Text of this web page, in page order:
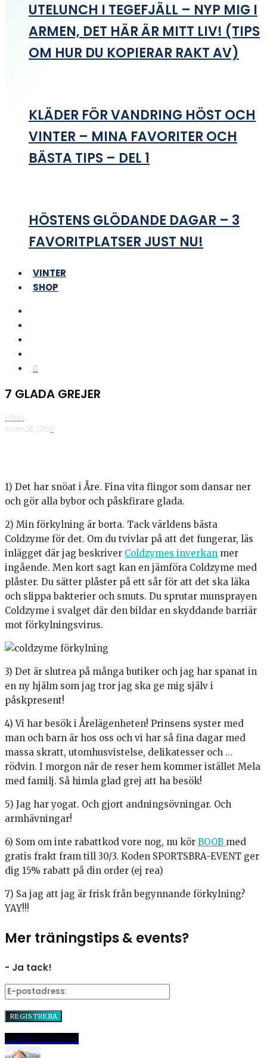
UTELUNCH I TEGEFJÄLL – NYP MIG I
ARMEN, DET HÄR ÄR MITT LIV! (TIPS
OM HUR DU KOPIERAR RAKT AV)
KLÄDER FÖR VANDRING HÖST OCH
VINTER – MINA FAVORITER OCH
BÄSTA TIPS – DEL 1
HÖSTENS GLÖDANDE DAGAR – 3
FAVORITPLATSER JUST NU!
VINTER
SHOP
0
7 GLADA GREJER
Hälsa
·mars 28, 2015·0
1) Det har snöat i Åre. Fina vita flingor som dansar ner
och gör alla bybor och påskfirare glada.
2) Min förkylning är borta. Tack världens bästa
Coldzyme för det. Om du tvivlar på att det fungerar, läs
inlägget där jag beskriver Coldzymes inverkan mer
ingående. Men kort sagt kan en jämföra Coldzyme med
plåster. Du sätter plåster på ett sår för att det ska läka
och slippa bakterier och smuts. Du sprutar munsprayen
Coldzyme i svalget där den bildar en skyddande barriär
mot förkylningsvirus.
3) Det är slutrea på många butiker och jag har spanat in
en ny hjälm som jag tror jag ska ge mig själv i
påskpresent!
4) Vi har besök i Årelägenheten! Prinsens syster med
man och barn är hos oss och vi har så fina dagar med
massa skratt, utomhusvistelse, delikatesser och …
rödvin. I morgon när de reser hem kommer istället Mela
med familj. Så himla glad grej att ha besök!
5) Jag har yogat. Och gjort andningsövningar. Och
armhävningar!
6) Som om inte rabattkod vore nog, nu kör BOOB med
gratis frakt fram till 30/3. Koden SPORTSBRA-EVENT ger
dig 15% rabatt på din order (ej rea)
7) Sa jag att jag är frisk från begynnande förkylning?
YAY!!!
Mer träningstips & events?
- Ja tack!
DelaPinnaE-post